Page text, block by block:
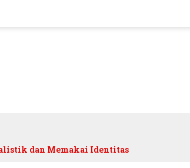
dan Memakai Identitas